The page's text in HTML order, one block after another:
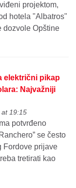
projektom,
hotela "Albatros"
dozvole Opštine
električni pikap
Najvažniji
19:15
potvrđeno
se često
Fordove prijave
tretirati kao